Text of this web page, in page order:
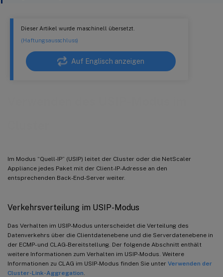
Dieser Artikel wurde maschinell übersetzt.
(Haftungsausschluss)
Auf Englisch anzeigen
Im Modus “Quell-IP” (USIP) leitet der Cluster oder die NetScaler
Appliance jedes Paket mit der Client-IP-Adresse an den
entsprechenden Back-End-Server weiter.
Verkehrsverteilung im USIP-Modus
Das Verhalten im USIP-Modus unterscheidet die Verteilung des
Datenverkehrs über die Clientdatenebene und die Serverdatenebene in
der ECMP- und CLAG-Bereitstellung. Der folgende Abschnitt enthält
weitere Informationen zum Verhalten im USIP-Modus. Weitere
Informationen zu CLAG im USIP-Modus finden Sie unter Verwenden der
Cluster-Link-Aggregation